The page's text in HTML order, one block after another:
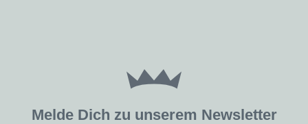
Melde Dich zu unserem Newsletter